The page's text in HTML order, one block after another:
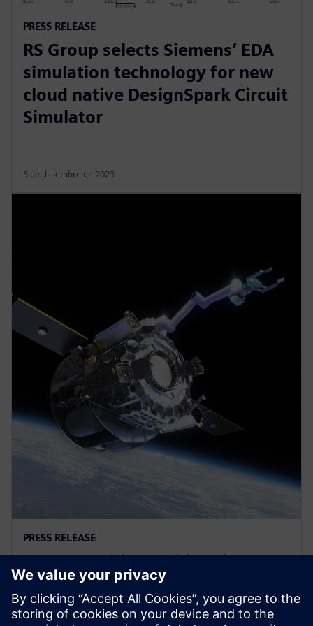
PRESS RELEASE
RS Group selects Siemens’ EDA
simulation technology for new
cloud native DesignSpark Circuit
Simulator
5 de diciembre de 2023
PRESS RELEASE
Space Machines utiliza Siemens
Xcelerator as a Service para
desarrollar un vehículo de